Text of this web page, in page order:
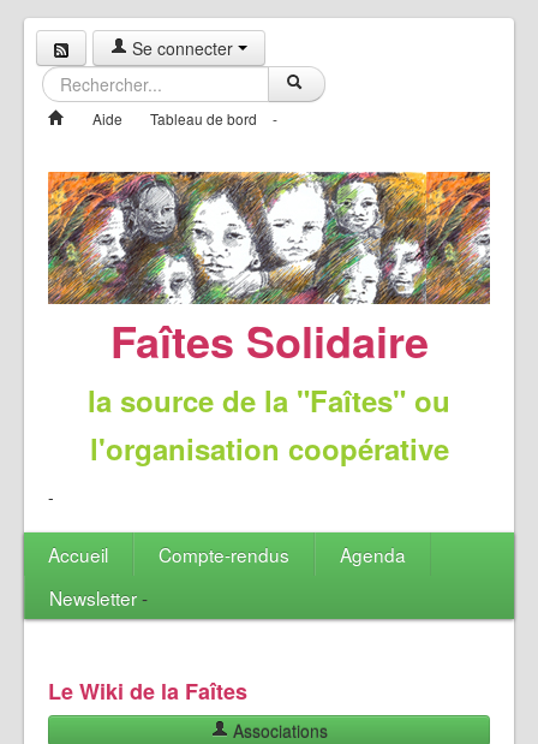
Se connecter
Aide Tableau de bord -
Faîtes Solidaire
la source de la "Faîtes" ou
l'organisation coopérative
-
Accueil Compte-rendus
Agenda
Newsletter-
Le Wiki de la Faîtes
Associations